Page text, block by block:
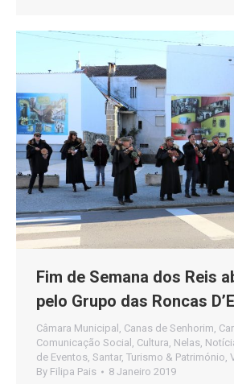
Fim de Semana dos Reis
pelo Grupo das Roncas
Câmara Municipal , Canas de Senhorim,
Comunicação Social , Cultura, Nelas,
de Eventos, Santar, Turismo & Património,
By Filipa Pais 8 Janeiro 2019